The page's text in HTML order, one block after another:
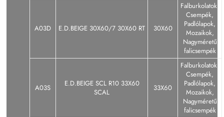
A03D E.D.BEIGE 30X60/7 30X60 RT 30X60
Falburkolatok,
Csempék,
Padlólapok,
Mozaikok,
Nagyméretű
falicsempék
A03S
E.D.BEIGE SCL R10 33X60
SCAL
33X60
Falburkolatok,
Csempék,
Padlólapok,
Mozaikok,
Nagyméretű
falicsempék